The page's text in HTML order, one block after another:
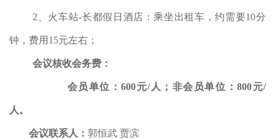
2 、火车站-长都假日酒店：乘坐出租车，约需要10分
钟，费用 15元左右；
会议核收会务费：
会员单位：600元/人；非会员单位：800元/
人。
会议联系人：郭恒武 贾滨